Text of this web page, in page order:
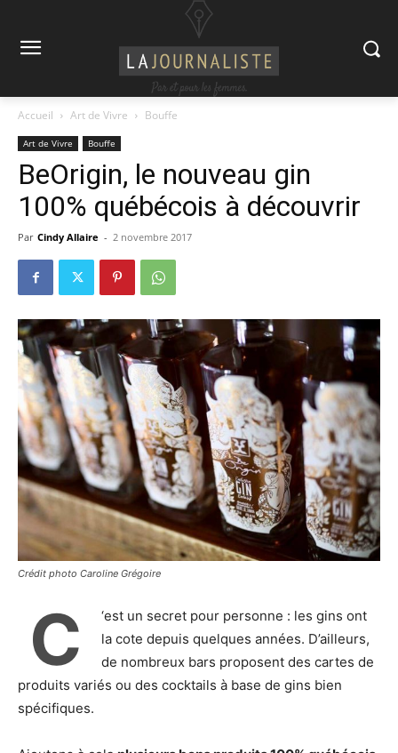
Accueil Art de Vivre Bouffe
Art de Vivre Bouffe
BeOrigin, le nouveau gin
100% québécois à découvrir
Par Cindy Allaire - 2 novembre 2017
Crédit photo Caroline Grégoire
C
‘est un secret pour personne : les gins ont
la cote depuis quelques années. D’ailleurs,
de nombreux bars proposent des cartes de
produits variés ou des cocktails à base de gins bien
spécifiques.